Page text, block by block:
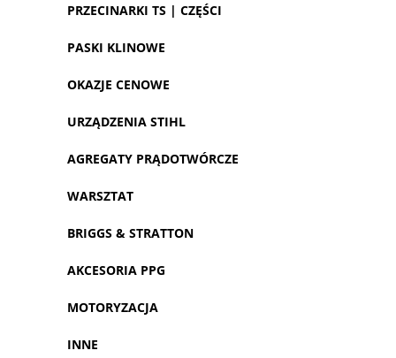
PRZECINARKI TS | CZĘŚCI
PASKI KLINOWE
OKAZJE CENOWE
URZĄDZENIA STIHL
AGREGATY PRĄDOTWÓRCZE
WARSZTAT
BRIGGS & STRATTON
AKCESORIA PPG
MOTORYZACJA
INNE